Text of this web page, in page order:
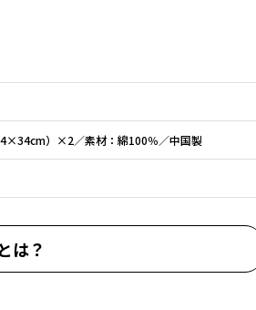
）×2／素材：綿100％／中国製
は？